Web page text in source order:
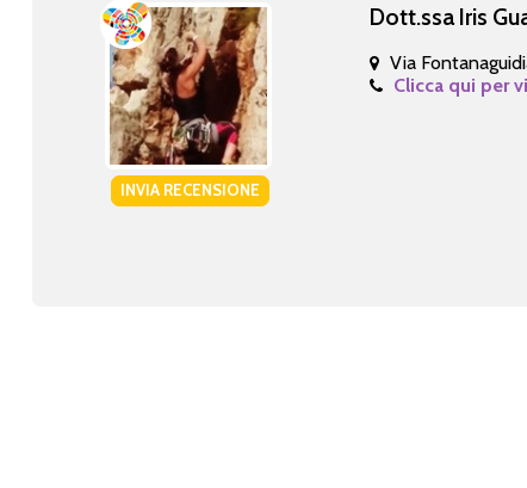
INVIA RECENSIONE
Dott.ssa Iris
Via
Clicca qui per